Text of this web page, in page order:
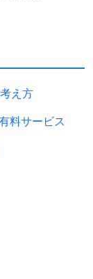
え方
料サービス